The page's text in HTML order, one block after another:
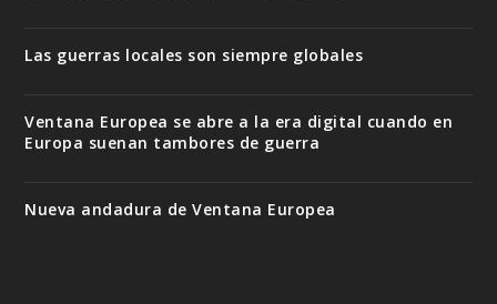
Las guerras locales son siempre globales
Ventana Europea se abre a la era digital cuando en
Europa suenan tambores de guerra
Nueva andadura de Ventana Europea